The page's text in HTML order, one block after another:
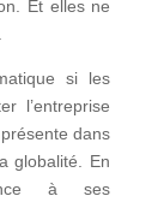
Et elles ne
si les
l’entreprise
dans
globalité. En
à ses